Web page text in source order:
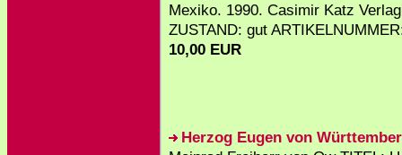
Mexiko. 1990. Casimir Katz
ZUSTAND: gut
10,00 EUR
Herzog Eugen von